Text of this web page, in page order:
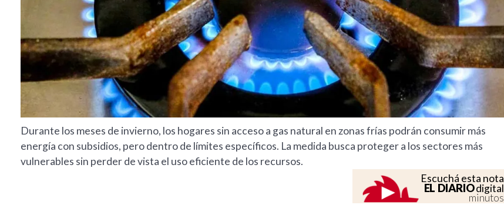
Durante los meses de invierno, los hogares sin acceso a gas natural en zonas frías podrán consumir más
energía con subsidios, pero dentro de límites específicos. La medida busca proteger a los sectores más
vulnerables sin perder de vista el uso eficiente de los recursos.
Escuchá esta nota
EL DIARIOdigital
minutos